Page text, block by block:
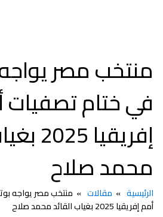
منتخب مصر
في ختام تصفيات
محمد صلاح
الرئيسية مقالات
منتخب مصر يواجه
أمم إفريقيا 2025 بغياب القائد محمد صلاح